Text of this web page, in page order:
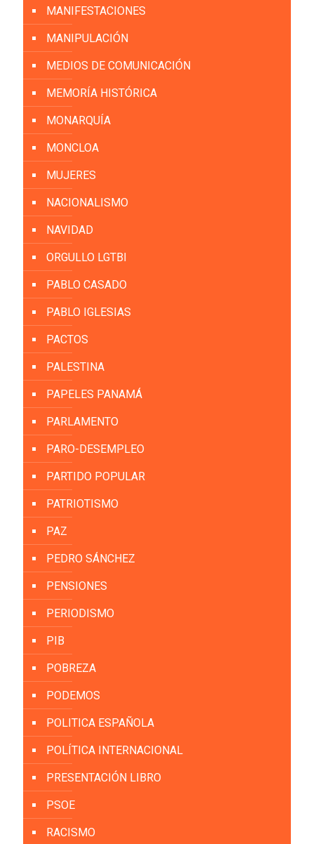
MANIFESTACIONES
MANIPULACIÓN
MEDIOS DE COMUNICACIÓN
MEMORÍA HISTÓRICA
MONARQUÍA
MONCLOA
MUJERES
NACIONALISMO
NAVIDAD
ORGULLO LGTBI
PABLO CASADO
PABLO IGLESIAS
PACTOS
PALESTINA
PAPELES PANAMÁ
PARLAMENTO
PARO-DESEMPLEO
PARTIDO POPULAR
PATRIOTISMO
PAZ
PEDRO SÁNCHEZ
PENSIONES
PERIODISMO
PIB
POBREZA
PODEMOS
POLITICA ESPAÑOLA
POLÍTICA INTERNACIONAL
PRESENTACIÓN LIBRO
PSOE
RACISMO